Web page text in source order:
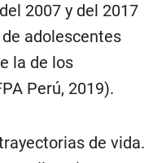
2007 y del 2017
adolescentes
la de los
Perú, 2019).
de vida.